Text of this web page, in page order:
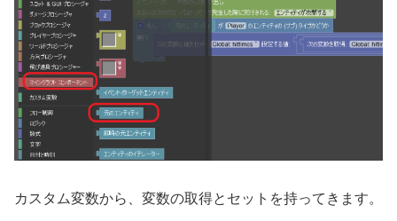
カスタム変数から、変数の取得とセットを持ってきます。